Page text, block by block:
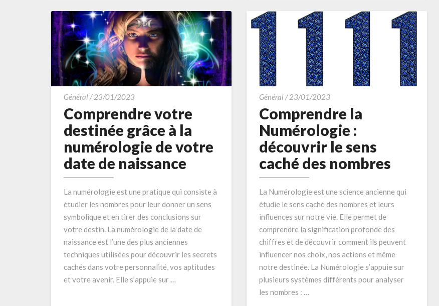
Général /23/01/2023Comprendre
votre
destinée
grâce
à
la
numérologie
votre
date
de
naissance
Comprendre votre
destinée grâce à la
numérologie de votre
date de naissance
La numérologie est une pratique qui consiste à
étudier les nombres pour leur donner un sens
symbolique et en tirer des conclusions sur
votre destin. La numérologie de la date de
naissance est l’une des plus anciennes
techniques utilisées pour découvrir les secrets
cachés dans votre personnalité, vos aptitudes
et votre avenir. Elle s’appuie sur …
Général /23/01/2023Comprendre
la
Numérologie
:
découvrir
le
sens
des
nombres
Comprendre la
Numérologie :
découvrir le sens
caché des nombres
La Numérologie est une science ancienne qui
étudie le sens caché des nombres et leurs
influences sur notre vie. Elle permet de
comprendre la signification profonde des
chiffres et de découvrir comment ils peuvent
influencer nos choix, nos actions et même
notre destinée. La Numérologie s’appuie sur
plusieurs systèmes différents pour analyser
les nombres : …